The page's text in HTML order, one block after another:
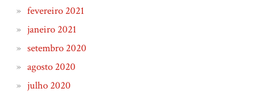
fevereiro 2021
janeiro 2021
setembro 2020
agosto 2020
julho 2020